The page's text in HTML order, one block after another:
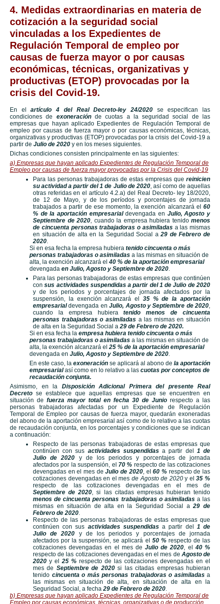
4. Medidas extraordinarias en materia de
cotización a la seguridad social
vinculadas a los Expedientes de
Regulación Temporal de empleo por
causas de fuerza mayor o por causas
económicas, técnicas, organizativas y
productivas (ETOP) provocadas por la
crisis del Covid-19.
En elartículo 4 del Real Decreto-ley 24/2020se especifican las
condiciones de exoneraciónde cuotas a la seguridad social de las
empresas que hayan aplicado Expedientes de Regulación Temporal de
empleo por causas de fuerza mayor o por causas económicas, técnicas,
organizativas y productivas (ETOP) provocadas por la crisis del Covid-19 a
partir de Julio de 2020 y en los meses siguientes.
Dichas condiciones consisten principalmente en las siguientes:
a) Empresas que hayan aplicado Expedientes de Regulación Temporal de
Empleo por causas de fuerza mayor provocadas por la Crisis del Covid-19
Para las personas trabajadoras de estas empresas que reinicien
su actividad a partir del 1 de Julio de 2020, así como de aquellas
otras referidas en el artículo 4.2.a) del Real Decreto- ley 18/2020,
de 12 de Mayo, y de los períodos y porcentajes de jornada
trabajados a partir de ese momento, la exención alcanzará el 60
% de la aportación empresarialdevengada en Julio, Agosto y
Septiembre de 2020, cuando la empresa hubiera tenido menos
de cincuenta personas trabajadoras o asimiladasa las mismas
en situación de alta en la Seguridad Social a29 de Febrero de
2020.
Si en esa fecha la empresa hubiera tenido cincuenta o más
personas trabajadoras o asimiladas a las mismas en situación de
alta, la exención alcanzará el 40 % de la aportación empresarial
devengada en Julio, Agosto y Septiembre de 2020.
Para las personas trabajadoras de estas empresas que continúen
consus actividades suspendidas a partir del 1 de Julio de 2020
y de los periodos y porcentajes de jornada afectados por la
suspensión, la exención alcanzará el 35 % de la aportación
empresarialdevengada enJulio, Agosto y Septiembre de 2020,
cuando la empresa hubieratenido menos de cincuenta
personas trabajadoras o asimiladasa las mismas en situación
de alta en la Seguridad Social a29 de Febrero de 2020.
Si en esa fecha la empresa hubiera tenido cincuenta o más
personas trabajadoras o asimiladas a las mismas en situación de
alta, la exención alcanzará el25 % de la aportación empresarial
devengada en Julio, Agosto y Septiembre de 2020.
En este caso, la exoneración se aplicará al abono de la aportación
empresarialasí como en lo relativo a las cuotas por conceptos de
recaudación conjunta.
Asimismo, en la Disposición Adicional Primera del presente Real
Decreto se establece que aquellas empresas que se encuentren en
situación de fuerza mayor total en fecha 30 de Junio respecto a las
personas trabajadoras afectadas por un Expediente de Regulación
Temporal de Empleo por causas de fuerza mayor, quedarán exoneradas
del abono de la aportación empresarial así como de lo relativo a las cuotas
de recaudación conjunta, en los porcentajes y condiciones que se indican
a continuación:
Respecto de las personas trabajadoras de estas empresas que
continúen con sus actividades suspendidasa partir del 1 de
Julio de 2020 y de los periodos y porcentajes de jornada
afectados por la suspensión, el 70 % respecto de las cotizaciones
devengadas en el mes deJulio de 2020, el60 %respecto de las
cotizaciones devengadas en el mes de Agosto de 2020y el35 %
respecto de las cotizaciones devengadas en el mes de
Septiembre de 2020, si las citadas empresas hubieran tenido
menos de cincuenta personas trabajadoras o asimiladasa las
mismas en situación de alta en la Seguridad Social a29 de
Febrero de 2020.
Respecto de las personas trabajadoras de estas empresas que
continúen con sus actividades suspendidasa partir del 1 de
Julio de 2020 y de los periodos y porcentajes de jornada
afectados por la suspensión, se aplicará el 50 %respecto de las
cotizaciones devengadas en el mes deJulio de 2020, el 40 %
respecto de las cotizaciones devengadas en el mes de Agosto de
2020 y el25 % respecto de las cotizaciones devengadas en el
mes de Septiembre de 2020si las citadas empresas hubieran
tenido cincuenta o más personas trabajadoras o asimiladasa
las mismas en situación de alta, en situación de alta en la
Seguridad Social, a fecha29 de Febrero de 2020.
b) Empresas que hayan aplicado Expedientes de Regulación Temporal de